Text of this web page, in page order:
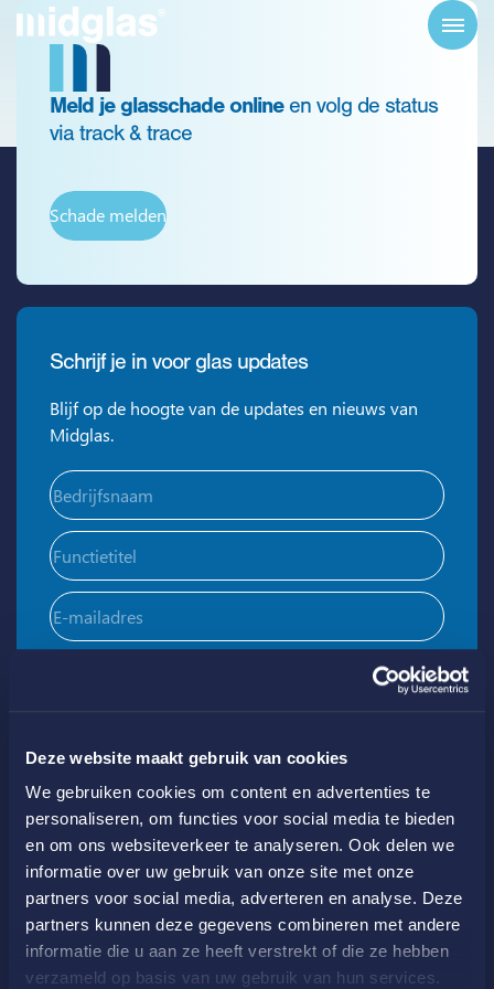
Deze website maakt gebruik van cookies
We gebruiken cookies om content en advertenties te
personaliseren, om functies voor social media te bieden
en om ons websiteverkeer te analyseren. Ook delen we
informatie over uw gebruik van onze site met onze
partners voor social media, adverteren en analyse. Deze
partners kunnen deze gegevens combineren met andere
informatie die u aan ze heeft verstrekt of die ze hebben
verzameld op basis van uw gebruik van hun services.
Meld je glasschade online en volg de status
via track & trace
Schade melden
Contact
Schrijf je in voor glas updates
Blijf op de hoogte van de updates en nieuws van
Midglas.
Bedrijfsnaam
Functietitel
E-
mailadres(Vereist)